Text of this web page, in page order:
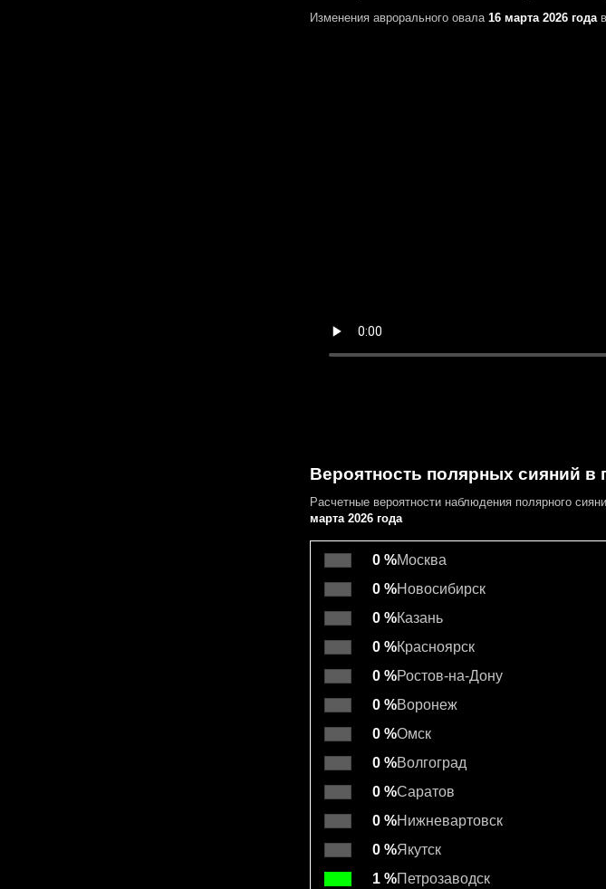
Изменения аврорального овала 16 марта 2026 годав
Вероятность полярных сияний
Расчетные вероятности наблюдения полярного
марта 2026 года
0 %Москва
0 %Новосибирск
0 %Казань
0 %Красноярск
0 %Ростов-на-Дону
0 %Воронеж
0 %Омск
0 %Волгоград
0 %Саратов
0 %Нижневартовск
0 %Якутск
1 %Петрозаводск